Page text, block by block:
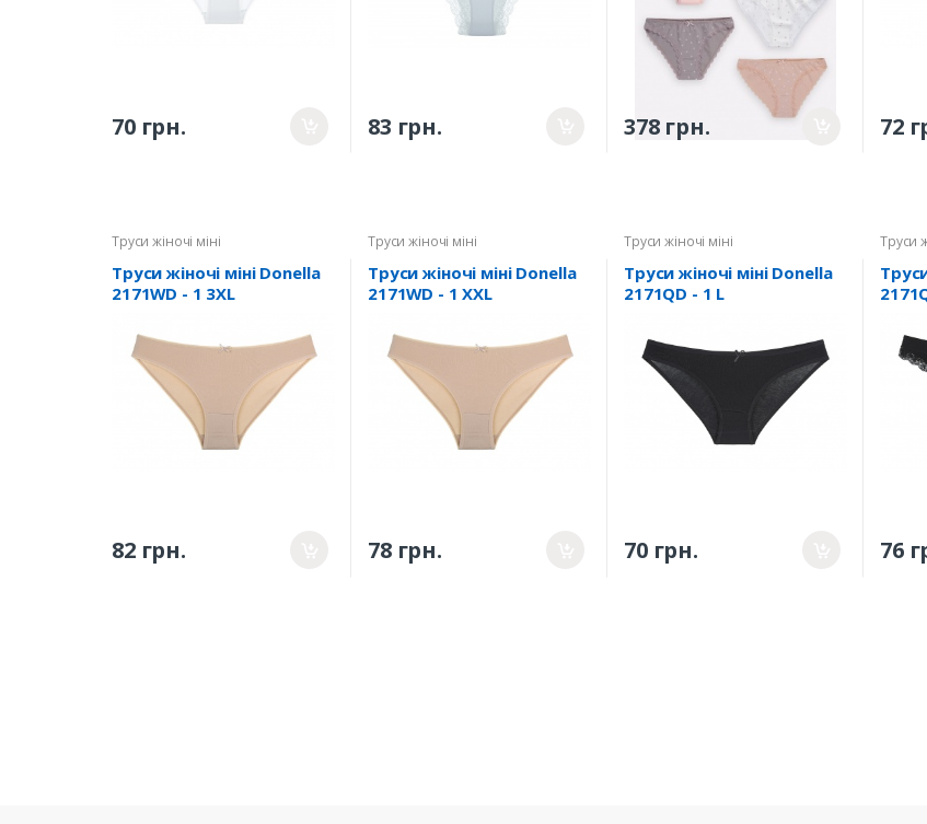
70 грн. 83 грн. 378 грн. 72
Труси жіночі міні
Труси жіночі міні Donella
2171WD - 1 3XL
82 грн.
Труси жіночі міні
Труси жіночі міні Donella
2171WD - 1 XXL
78 грн.
Труси жіночі міні
Труси жіночі міні Donella
2171QD - 1 L
70 грн.
Труси
76